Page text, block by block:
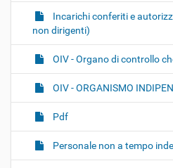
Incarichi conferiti e
non dirigenti)
OIV - Organo di controllo
OIV - ORGANISMO
Pdf
Personale non a tempo